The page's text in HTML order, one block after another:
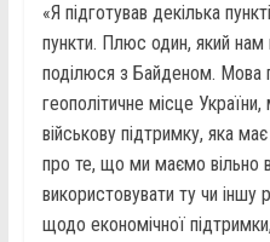
«Я підготував декілька
пункти. Плюс один, який нам
поділюся з Байденом. Мова
геополітичне місце
військову підтримку, яка
про те, що ми маємо вільно
використовувати ту чи іншу
щодо економічної